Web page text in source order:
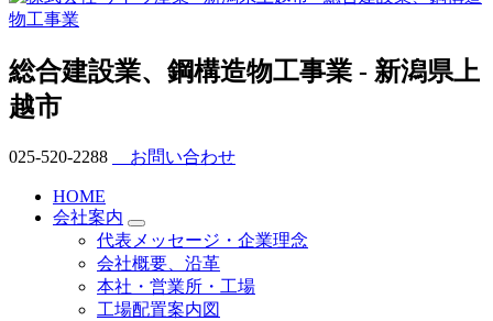
総合建設業、鋼構造物工事業 - 新潟県上
越市
025-520-2288 お問い合わせ
HOME
会社案内
代表メッセージ・企業理念
会社概要、沿革
本社・営業所・工場
工場配置案内図